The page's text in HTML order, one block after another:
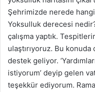
Şehrimizde nerede
Yoksulluk derecesi
çalışma yaptık.
ulaştırıyoruz. Bu konuda
destek geliyor.
istiyorum’ deyip gelen
teşekkür ediyorum.